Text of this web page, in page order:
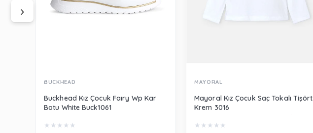
BUCKHEAD
Buckhead Kız Çocuk Faıry Wp Kar
Botu White Buck1061
★ ★ ★ ★ ★
MAYORAL
Mayoral Kız Çocuk Saç Tokalı Tişört
Krem 3016
★ ★ ★ ★ ★
‹
›